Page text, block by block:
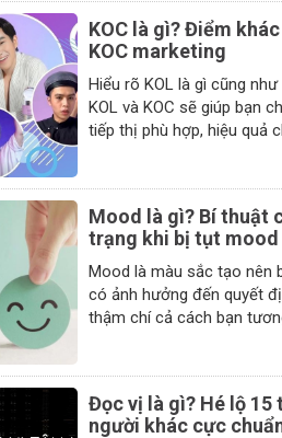
KOC là gì? Điểm
KOC marketing
Hiểu rõ KOL là gì cũng
KOL và KOC sẽ giúp bạn
Mood là gì? Bí thuật
trạng khi bị tụt mood
Mood là màu sắc tạo nên
có ảnh hưởng đến quyết
thậm chí cả cách bạn
Đọc vị là gì? Hé lộ 15
người khác cực